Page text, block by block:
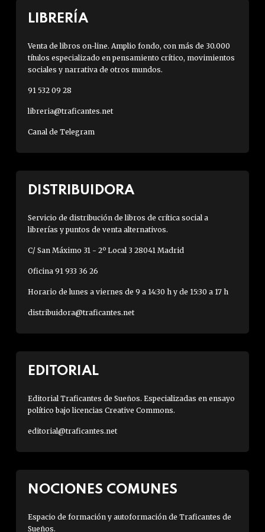
LIBRERÍA
Venta de libros on-line. Amplio fondo, con más de 30.000
títulos especializado en pensamiento crítico, movimientos
sociales y narrativa de otros mundos.
91 532 09 28
libreria@traficantes.net
Canal de Telegram
DISTRIBUIDORA
Servicio de distribución de libros de crítica social a
librerías y puntos de venta alternativos.
C/ San Máximo 31 - 2º Local 3 28041 Madrid
Oficina 91 933 36 26
Horario de lunes a viernes de 9 a 14:30 h y de 15:30 a 17 h
distribuidora@traficantes.net
EDITORIAL
Editorial Traficantes de Sueños. Especializadas en ensayo
político bajo licencias Creative Commons.
editorial@traficantes.net
NOCIONES COMUNES
Espacio de formación y autoformación de Traficantes de
Sueños.